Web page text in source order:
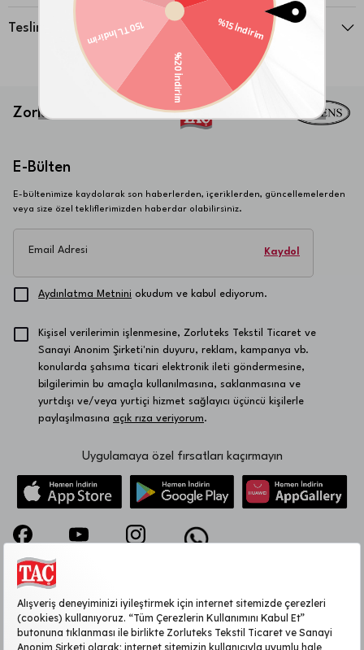
Teslimat ve İade
Zorlu Tekstil
E-Bülten
E-bültenimize kaydolarak son haberlerden, içeriklerden, güncellemelerden
veya size özel tekliflerimizden haberdar olabilirsiniz.
Email Adresi Kaydol
Aydınlatma Metnini okudum ve kabul ediyorum.
Kişisel verilerimin işlenmesine, Zorluteks Tekstil Ticaret ve
Sanayi Anonim Şirketi'nin duyuru, reklam, kampanya vb.
konularda şahsıma ticari elektronik ileti göndermesine,
bilgilerimin bu amaçla kullanılmasına, saklanmasına ve
yurtdışı ve/veya yurtiçi hizmet sağlayıcı üçüncü kişilerle
paylaşılmasına açık rıza veriyorum.
Uygulamaya özel fırsatları kaçırmayın
KURUMSAL